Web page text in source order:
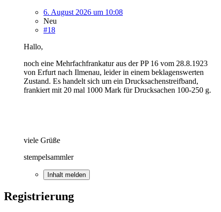
6. August 2026 um 10:08
Neu
#18
Hallo,
noch eine Mehrfachfrankatur aus der PP 16 vom 28.8.1923
von Erfurt nach Ilmenau, leider in einem beklagenswerten
Zustand. Es handelt sich um ein Drucksachenstreifband,
frankiert mit 20 mal 1000 Mark für Drucksachen 100-250 g.
viele Grüße
stempelsammler
Inhalt melden
Registrierung